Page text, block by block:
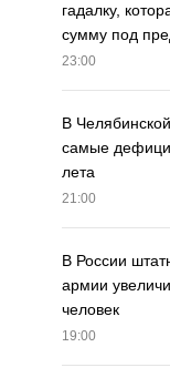
гадалку,
сумму под
23:00
В
самые
лета
21:00
В России
армии
человек
19:00